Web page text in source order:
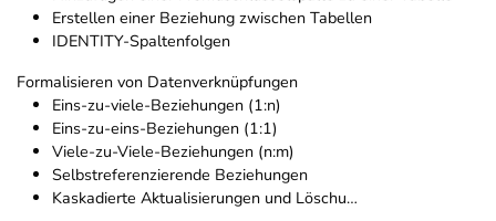
Erstellen einer Beziehung zwischen Tabellen
IDENTITY-Spaltenfolgen
Formalisieren von Datenverknüpfungen
Eins-zu-viele-Beziehungen (1:n)
Eins-zu-eins-Beziehungen (1:1)
Viele-zu-Viele-Beziehungen (n:m)
Selbstreferenzierende Beziehungen
Kaskadierte Aktualisierungen und Löschu…